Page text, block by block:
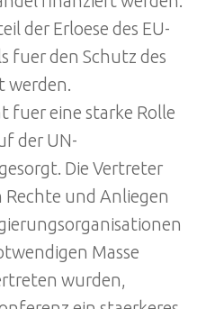
der Erloese des EU-
fuer den Schutz des
werden.
fuer eine starke Rolle
der UN-
Die Vertreter
Rechte und Anliegen
Masse
wurden,